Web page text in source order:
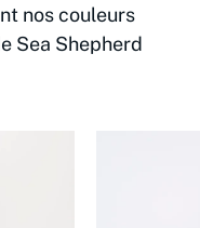
nos couleurs
Sea Shepherd